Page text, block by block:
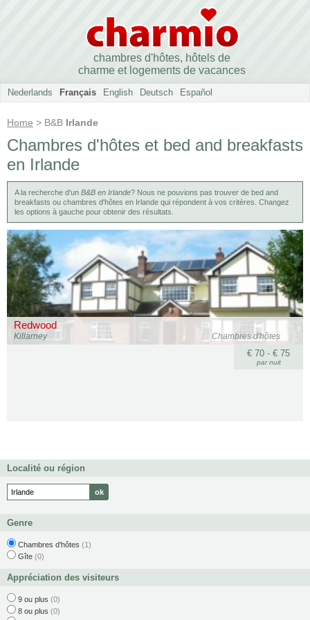
chambres d'hôtes, hôtels de
charme et logements de vacances
Nederlands Français English Deutsch Español
Home > B&B Irlande
Chambres d'hôtes et bed and breakfasts
en Irlande
A la recherche d'un B&B en Irlande? Nous ne pouvions pas trouver de bed and
breakfasts ou chambres d'hôtes en Irlande qui répondent à vos critères. Changez
les options à gauche pour obtenir des résultats.
Redwood
Chambres d'hôtes
Killarney
€ 70 - € 75
par nuit
Localité ou région
Genre
Chambres d'hôtes (1)
Gîte (0)
Appréciation des visiteurs
9 ou plus (0)
8 ou plus (0)